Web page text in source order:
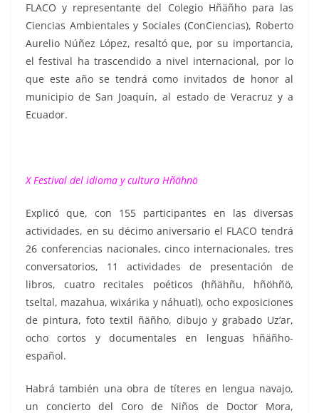
FLACO y representante del Colegio Hñäñho para las
Ciencias Ambientales y Sociales (ConCiencias), Roberto
Aurelio Núñez López, resaltó que, por su importancia,
el festival ha trascendido a nivel internacional, por lo
que este año se tendrá como invitados de honor al
municipio de San Joaquín, al estado de Veracruz y a
Ecuador.
X Festival del idioma y cultura Hñähnö
Explicó que, con 155 participantes en las diversas
actividades, en su décimo aniversario el FLACO tendrá
26 conferencias nacionales, cinco internacionales, tres
conversatorios, 11 actividades de presentación de
libros, cuatro recitales poéticos (hñähñu, hñöhñö,
tseltal, mazahua, wixárika y náhuatl), ocho exposiciones
de pintura, foto textil ñäñho, dibujo y grabado Uz’ar,
ocho cortos y documentales en lenguas hñäñho-
español.
Habrá también una obra de títeres en lengua navajo,
un concierto del Coro de Niños de Doctor Mora,